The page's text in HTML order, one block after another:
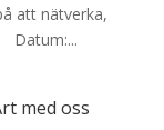
att nätverka,
Datum:...
med oss